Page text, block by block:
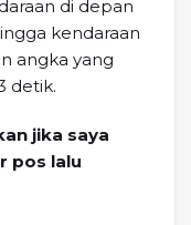
di depan
kendaraan
angka yang
detik.
jika saya
pos lalu